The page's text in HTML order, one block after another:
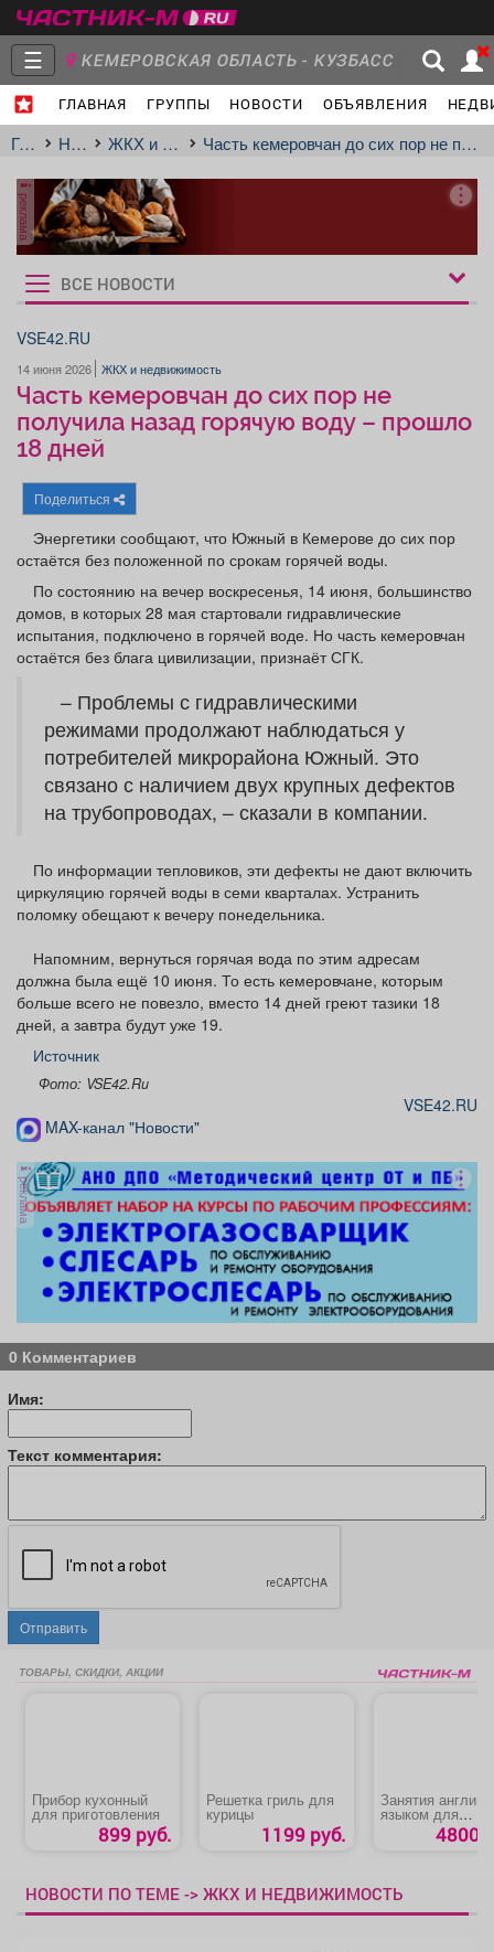
☰ КЕМЕРОВСКАЯ ОБЛАСТЬ - КУЗБАСС
ГЛАВНАЯ ГРУППЫ НОВОСТИ ОБЪЯВЛЕНИЯ
Главная
Группы
Объявления Недвижимость Услуги
Работа
Афиша
Товары Поздравления Погода
ТВ программа Я - пенсионер
ГлавнаяНовостиЖКХ и недвижимость Часть кемеровчан до сих пор не получила назад горячую воду – прошло 18 дней
реклама
Рукбрики
новостей
ВСЕ НОВОСТИ
VSE42.RU
14 июня 2026 ЖКХ и недвижимость
Часть кемеровчан до сих пор не
получила назад горячую воду – прошло
18 дней
Поделиться
Энергетики сообщают, что Южный в Кемерове до сих пор
остаётся без положенной по срокам горячей воды.
По состоянию на вечер воскресенья, 14 июня, большинство
домов, в которых 28 мая стартовали гидравлические
испытания, подключено в горячей воде. Но часть кемеровчан
остаётся без блага цивилизации, признаёт СГК.
– Проблемы с гидравлическими
режимами продолжают наблюдаться у
потребителей микрорайона Южный. Это
связано с наличием двух крупных дефектов
на трубопроводах, – сказали в компании.
По информации тепловиков, эти дефекты не дают включить
циркуляцию горячей воды в семи кварталах. Устранить
поломку обещают к вечеру понедельника.
Напомним, вернуться горячая вода по этим адресам
должна была ещё 10 июня. То есть кемеровчане, которым
больше всего не повезло, вместо 14 дней греют тазики 18
дней, а завтра будут уже 19.
Источник
Фото: VSE42.Ru
VSE42.RU
MAX-канал "Новости"
реклама
0 Комментариев
Имя:
Текст комментария:
Отправить
ТОВАРЫ, СКИДКИ, АКЦИИ
Прибор кухонный
для приготовления
899 руб.
Решетка гриль для
курицы
1199 руб.
Занятия
языком для
обучающихся 2-
4800
НОВОСТИ ПО ТЕМЕ -> ЖКХ И НЕДВИЖИМОСТЬ